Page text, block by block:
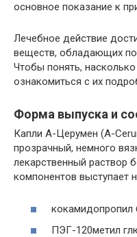
основное показание к
Лечебное действие
веществ, обладающих
Чтобы понять,
ознакомиться с их
Форма выпуска и
Капли А-Церумен (A-
прозрачный, немного
лекарственный раствор
компонентов выступает
кокамидопропил
ПЭГ-120метил